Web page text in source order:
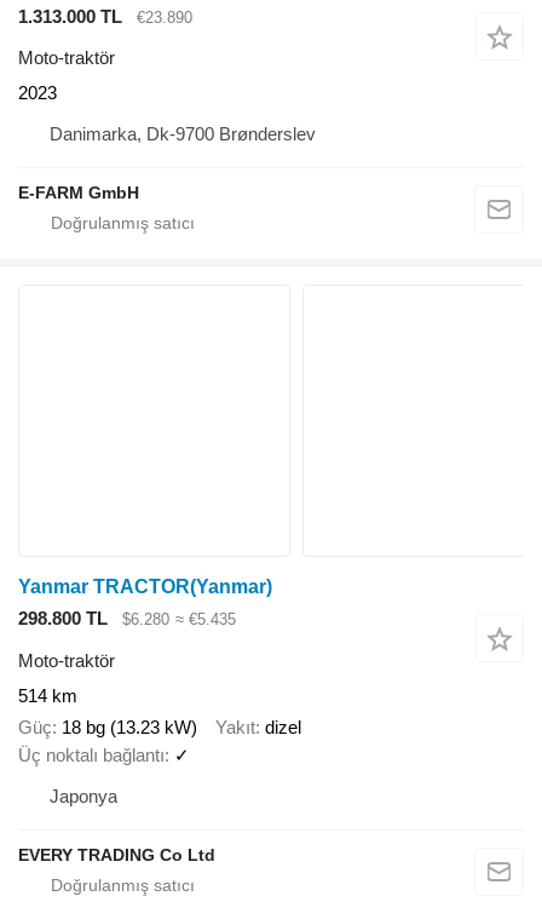
1.313.000 TL
€23.890
Moto-traktör
2023
Danimarka, Dk-9700 Brønderslev
E-FARM GmbH
Yanmar TRACTOR(Yanmar)
298.800 TL
$6.280 ≈ €5.435
Moto-traktör
514 km
Güç 18 bg (13.23 kW) Yakıt dizel
Üç noktalı bağlantı
✓
Japonya
EVERY TRADING Co Ltd